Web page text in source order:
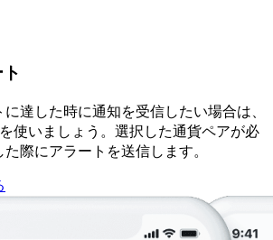
達した時に通知を受信したい場合は、
使いましょう。選択した通貨ペアが必
際にアラートを送信します。